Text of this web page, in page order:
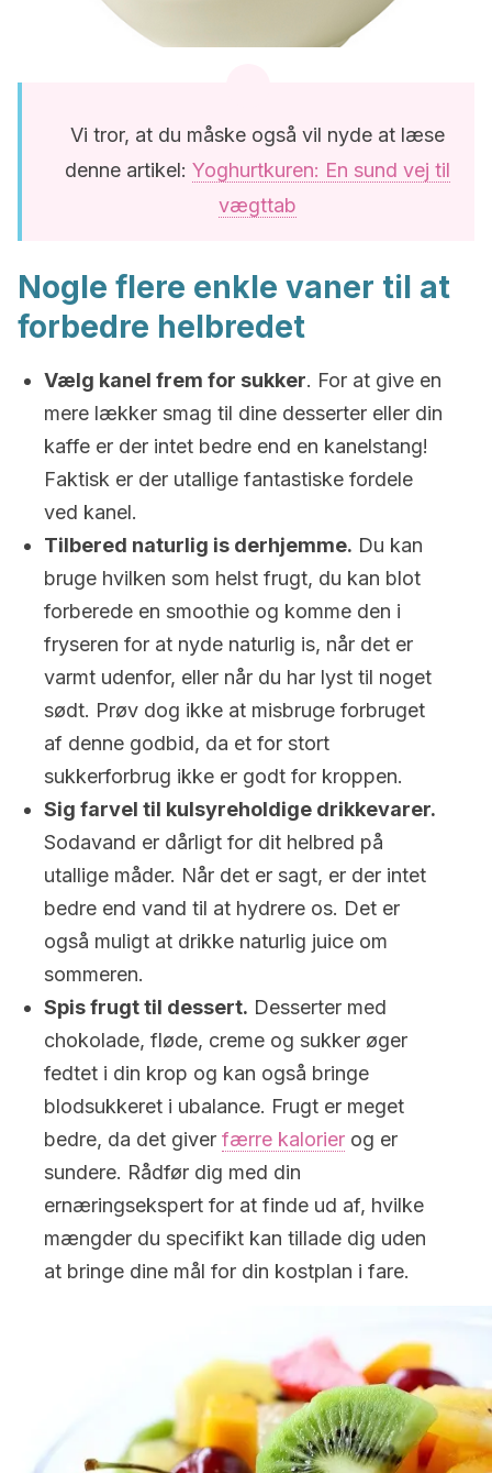
Vi tror, at du måske også vil nyde at læse
denne artikel: Yoghurtkuren: En sund vej til
vægttab
Nogle flere enkle vaner til at
forbedre helbredet
Vælg kanel frem for sukker. For at give en
mere lækker smag til dine desserter eller din
kaffe er der intet bedre end en kanelstang!
Faktisk er der utallige fantastiske fordele
ved kanel.
Tilbered naturlig is derhjemme. Du kan
bruge hvilken som helst frugt, du kan blot
forberede en smoothie og komme den i
fryseren for at nyde naturlig is, når det er
varmt udenfor, eller når du har lyst til noget
sødt. Prøv dog ikke at misbruge forbruget
af denne godbid, da et for stort
sukkerforbrug ikke er godt for kroppen.
Sig farvel til kulsyreholdige drikkevarer.
Sodavand er dårligt for dit helbred på
utallige måder. Når det er sagt, er der intet
bedre end vand til at hydrere os. Det er
også muligt at drikke naturlig juice om
sommeren.
Spis frugt til dessert. Desserter med
chokolade, fløde, creme og sukker øger
fedtet i din krop og kan også bringe
blodsukkeret i ubalance. Frugt er meget
bedre, da det giver færre kalorier og er
sundere. Rådfør dig med din
ernæringsekspert for at finde ud af, hvilke
mængder du specifikt kan tillade dig uden
at bringe dine mål for din kostplan i fare.